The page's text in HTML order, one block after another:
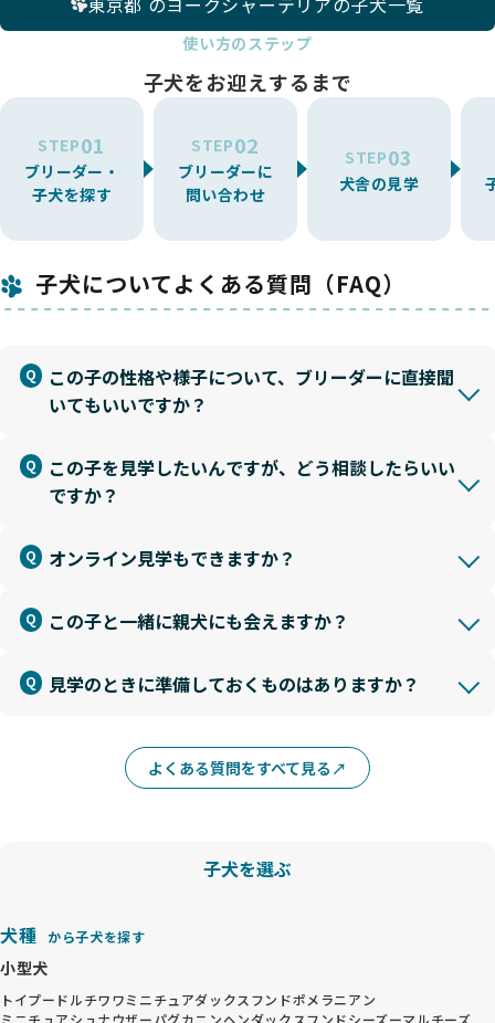
使い方のステップ
子犬をお迎えするまで
STEP01
ブリーダー・
子犬を探す
STEP02
ブリーダーに
問い合わせ
STEP03
犬舎の見学
子犬についてよくある質問（FAQ）
この子の性格や様子について、ブリーダーに直接聞
いてもいいですか？
この子を見学したいんですが、どう相談したらいい
ですか？
オンライン見学もできますか？
この子と一緒に親犬にも会えますか？
見学のときに準備しておくものはありますか？
よくある質問をすべて見る
子犬を選ぶ
犬種 から子犬を探す
小型犬
トイプードルチワワミニチュアダックスフンドポメラニアン
ミニチュアシュナウザーパグカニンヘンダックスフンドシーズーマルチーズ